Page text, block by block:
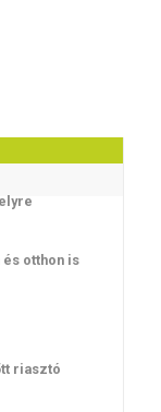
otthon is
riasztó